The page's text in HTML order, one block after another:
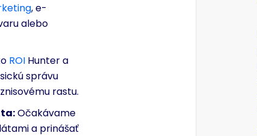
, e-
alebo
ROI Hunter a
správu
rastu.
Očakávame
a prinášať